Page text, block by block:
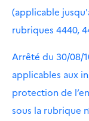
(applicable
rubriques 4440,
Arrêté du 30/08/
applicables aux
protection de
sous la rubrique